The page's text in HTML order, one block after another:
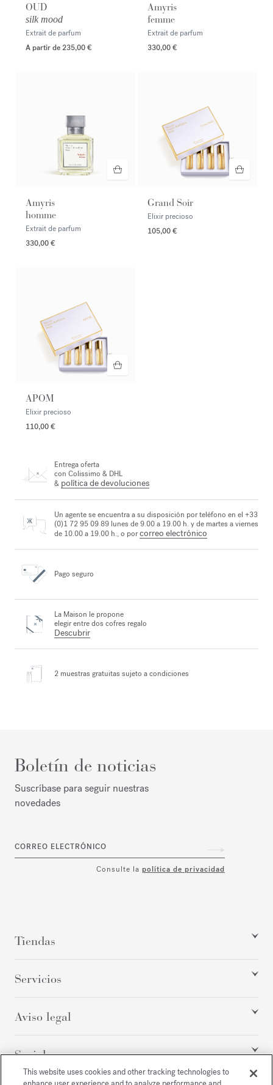
OUD
silk mood
Extrait de parfum
A partir de 235,00 €
Amyris
femme
Extrait de parfum
330,00 €
Amyris
homme
Extrait de parfum
330,00 €
Grand Soir
Elixir precioso
105,00 €
APOM
Elixir precioso
110,00 €
Entrega oferta
con Colissimo & DHL
& política de devoluciones
Un agente se encuentra a su disposición por teléfono en el +33
(0)1 72 95 09 89 lunes de 9.00 a 19.00 h. y de martes a viernes
de 10.00 a 19.00 h., o porcorreo electrónico
Pago seguro
La Maison le propone
elegir entre dos cofres regalo
Descubrir
2 muestras gratuitas sujeto a condiciones
Boletín de noticias
Suscríbase para seguir nuestras
novedades
CORREO ELECTRÓNICO
Consulte la política de privacidad
Tiendas
Servicios
Aviso legal
Social
This website uses cookies and other tracking technologies to